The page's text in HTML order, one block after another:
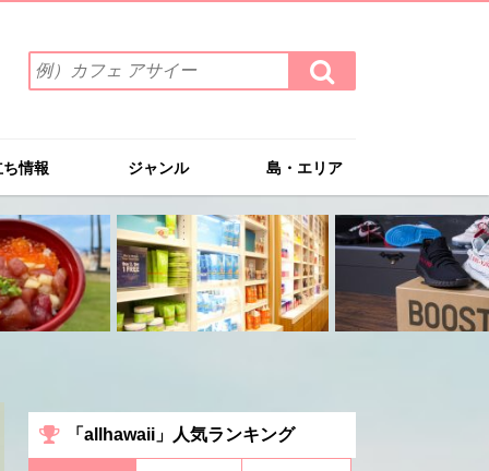
索
ワ
を
入
力
(例）
カ
フ
ェ
イ
ー
検
索
す
情報 ジャンル 島・エリア
「allhawaii」人気ランキング